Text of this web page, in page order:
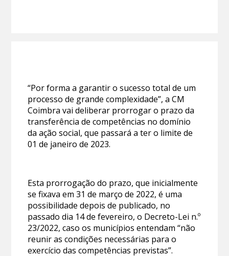
“Por forma a garantir o sucesso total de um
processo de grande complexidade”, a CM
Coimbra vai deliberar prorrogar o prazo da
transferência de competências no domínio
da ação social, que passará a ter o limite de
01 de janeiro de 2023.
Esta prorrogação do prazo, que inicialmente
se fixava em 31 de março de 2022, é uma
possibilidade depois de publicado, no
passado dia 14 de fevereiro, o Decreto-Lei n.º
23/2022, caso os municípios entendam “não
reunir as condições necessárias para o
exercício das competências previstas”.